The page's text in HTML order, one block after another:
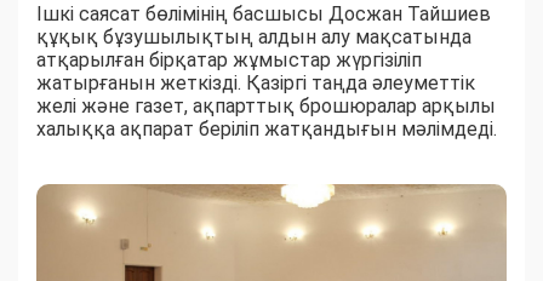
Ішкі саясат бөлімінің басшысы Досжан Тайшиев
құқық бұзушылықтың алдын алу мақсатында
атқарылған бірқатар жұмыстар жүргізіліп
жатырғанын жеткізді. Қазіргі таңда әлеуметтік
желі және газет, ақпарттық брошюралар арқылы
халыққа ақпарат беріліп жатқандығын мәлімдеді.